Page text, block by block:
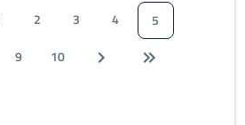
2 3 4
5
9 10